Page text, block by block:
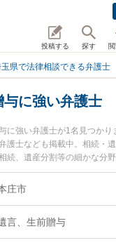
投稿する 探す
県で法律相談できる弁護士
に強い弁護士
に強い弁護士が1名見つか
護士なども掲載中。相続・
続、遺産分割等の細かな分
事務所の金井 英幸弁護士の
れています。『本庄市で土
相談予約したい』などでお
庄市
言、生前贈与